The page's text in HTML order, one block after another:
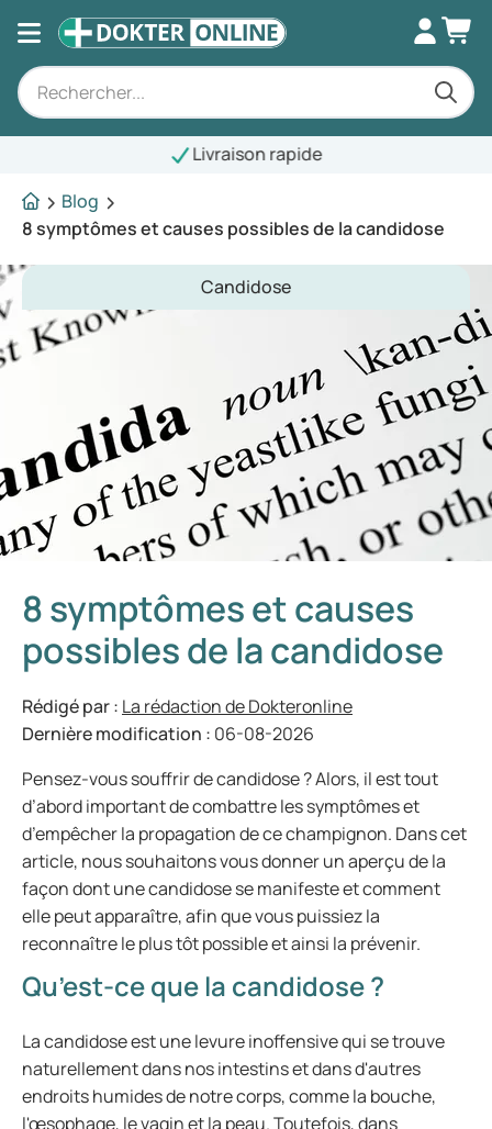
Blog
8 symptômes et causes possibles de la candidose
Candidose
8 symptômes et causes
possibles de la candidose
Rédigé par : La rédaction de Dokteronline
Dernière modification : 06-08-2026
Pensez-vous souffrir de candidose ? Alors, il est tout
d’abord important de combattre les symptômes et
d’empêcher la propagation de ce champignon. Dans cet
article, nous souhaitons vous donner un aperçu de la
façon dont une candidose se manifeste et comment
elle peut apparaître, afin que vous puissiez la
reconnaître le plus tôt possible et ainsi la prévenir.
Qu’est-ce que la candidose ?
La candidose est une levure inoffensive qui se trouve
naturellement dans nos intestins et dans d'autres
endroits humides de notre corps, comme la bouche,
l'œsophage, le vagin et la peau. Toutefois, dans